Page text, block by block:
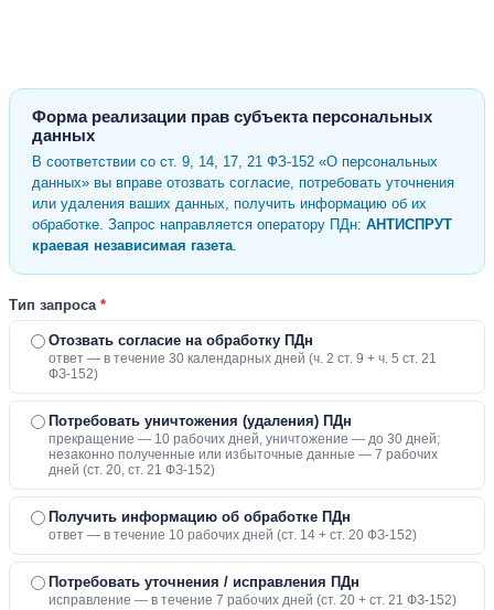
Форма реализации прав субъекта персональных
данных
В соответствии со ст. 9, 14, 17, 21 ФЗ-152 «О персональных
данных» вы вправе отозвать согласие, потребовать уточнения
или удаления ваших данных, получить информацию об их
обработке. Запрос направляется оператору ПДн: АНТИСПРУТ
краевая независимая газета.
Тип запроса *
Отозвать согласие на обработку ПДн
ответ — в течение 30 календарных дней (ч. 2 ст. 9 + ч. 5 ст. 21
ФЗ-152)
Потребовать уничтожения (удаления) ПДн
прекращение — 10 рабочих дней, уничтожение — до 30 дней;
незаконно полученные или избыточные данные — 7 рабочих
дней (ст. 20, ст. 21 ФЗ-152)
Получить информацию об обработке ПДн
ответ — в течение 10 рабочих дней (ст. 14 + ст. 20 ФЗ-152)
Потребовать уточнения / исправления ПДн
исправление — в течение 7 рабочих дней (ст. 20 + ст. 21 ФЗ-152)